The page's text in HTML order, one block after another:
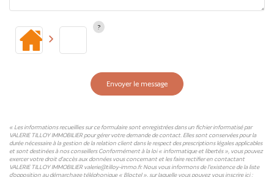
Envoyer le message
« Les informations recueillies sur ce formulaire sont enregistrées dans un fichier informatisé par
VALERIE TILLOY IMMOBILIER pour gérer votre demande de contact. Elles sont conservées pour la
durée nécessaire à la gestion de la relation client dans le respect des prescriptions légales applicables
et sont destinées à nos conseillers Conformément à la loi « informatique et libertés », vous pouvez
exercer votre droit d'accès aux données vous concernant et les faire rectifier en contactant
VALERIE TILLOY IMMOBILIER valerie@tilloy-immo.fr. Nous vous informons de l'existence de la liste
d'opposition au démarchage téléphonique « Bloctel », sur laquelle vous pouvez vous inscrire ici :